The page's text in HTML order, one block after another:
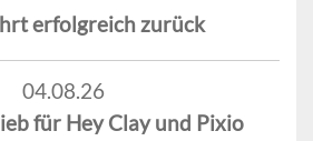
erfolgreich zurück
04.08.26
für Hey Clay und Pixio